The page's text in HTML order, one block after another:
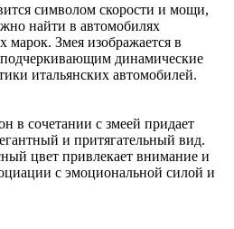
символом скорости и мощи,
найти в автомобилях
марок. Змея изображается в
динамические
итальянских автомобилей.
в сочетании с змеей придает
и притягательный вид.
цвет привлекает внимание и
с эмоциональной силой и